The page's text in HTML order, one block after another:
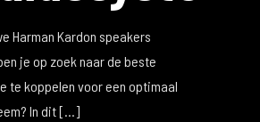
Harman Kardon speakers⁢
je op zoek naar de beste
⁤te ‍koppelen voor ⁢een optimaal
In dit[…]